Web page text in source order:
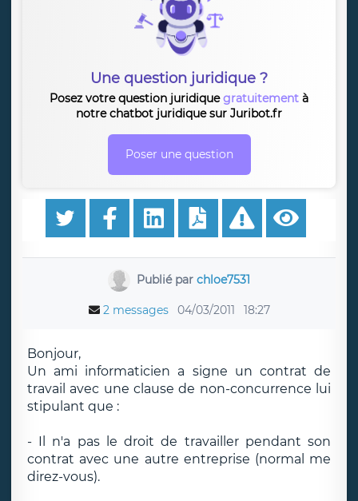
Une question juridique ?
Posez votre question juridiquegratuitement à
notre chatbot juridique sur Juribot.fr
Poser une question
Publié par chloe7531
2 messages 04/03/2011 18:27
Bonjour,
Un ami informaticien a signe un contrat de
travail avec une clause de non-concurrence lui
stipulant que :
- Il n'a pas le droit de travailler pendant son
contrat avec une autre entreprise (normal me
direz-vous).